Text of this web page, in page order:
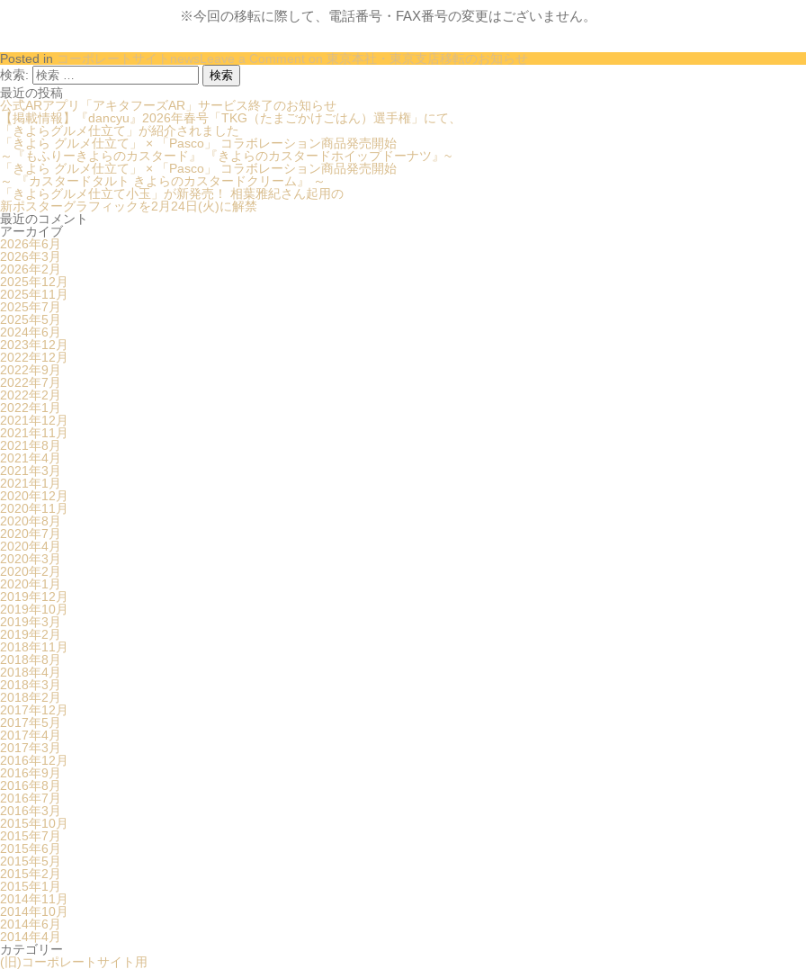
※今回の移転に際して、電話番号・FAX番号の変更はございません。
Posted in コーポレートサイトnewsLeave a Comment on 東京本社・東京支店移転のお知らせ
検索:
最近の投稿
公式ARアプリ「アキタフーズAR」サービス終了のお知らせ
【掲載情報】『dancyu』2026年春号「TKG（たまごかけごはん）選手権」にて、
「きよらグルメ仕立て」が紹介されました
「きよら グルメ仕立て」 × 「Pasco」 コラボレーション商品発売開始
～『もふりーきよらのカスタード』 『きよらのカスタードホイップドーナツ』~
「きよら グルメ仕立て」 × 「Pasco」 コラボレーション商品発売開始
～ 『カスタードタルト きよらのカスタードクリーム』 ～
「きよらグルメ仕立て小玉」が新発売！ 相葉雅紀さん起用の
新ポスターグラフィックを2月24日(火)に解禁
最近のコメント
アーカイブ
2026年6月
2026年3月
2026年2月
2025年12月
2025年11月
2025年7月
2025年5月
2024年6月
2023年12月
2022年12月
2022年9月
2022年7月
2022年2月
2022年1月
2021年12月
2021年11月
2021年8月
2021年4月
2021年3月
2021年1月
2020年12月
2020年11月
2020年8月
2020年7月
2020年4月
2020年3月
2020年2月
2020年1月
2019年12月
2019年10月
2019年3月
2019年2月
2018年11月
2018年8月
2018年4月
2018年3月
2018年2月
2017年12月
2017年5月
2017年4月
2017年3月
2016年12月
2016年9月
2016年8月
2016年7月
2016年3月
2015年10月
2015年7月
2015年6月
2015年5月
2015年2月
2015年1月
2014年11月
2014年10月
2014年6月
2014年4月
カテゴリー
(旧)コーポレートサイト用